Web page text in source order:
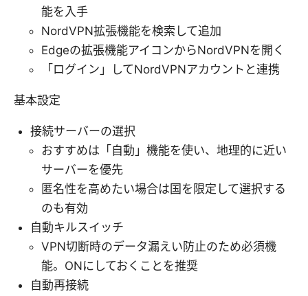
能を入手
NordVPN拡張機能を検索して追加
Edgeの拡張機能アイコンからNordVPNを開く
「ログイン」してNordVPNアカウントと連携
基本設定
接続サーバーの選択
おすすめは「自動」機能を使い、地理的に近い
サーバーを優先
匿名性を高めたい場合は国を限定して選択する
のも有効
自動キルスイッチ
VPN切断時のデータ漏えい防止のため必須機
能。ONにしておくことを推奨
自動再接続